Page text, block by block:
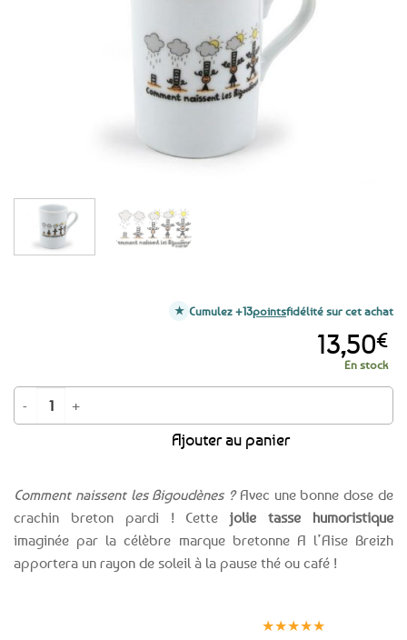
Comment naissent les Bigoudènes ?Avec une bonne dose de
crachin breton pardi ! Cettejolie tasse humoristique
imaginée par la célèbre marque bretonne A l’Aise Breizh
apportera un rayon de soleil à la pause thé ou café !
13,50€
En stock
quantité de Mug tasse humoristique - Naissance des Bigoudènes
Ajouter au panier
Cumulez +13pointsfidélité sur cet achat
★★★★★